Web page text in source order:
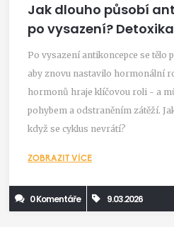
Jak dlouho působí
po vysazení?
obnova cyklu
Po vysazení antikoncepce se tělo
aby znovu nastavilo hormonální
hormonů hraje klíčovou roli - a
pohybem a odstraněním zátěží.
když se cyklus nevrátí?
ZOBRAZIT VÍCE
0 Komentáře 9.03.2026